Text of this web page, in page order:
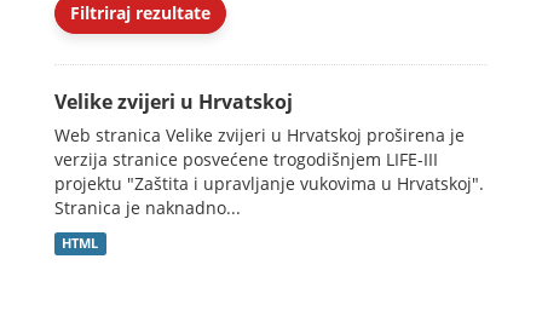
Filtriraj rezultate
Velike zvijeri u Hrvatskoj
Web stranica Velike zvijeri u Hrvatskoj proširena je
verzija stranice posvećene trogodišnjem LIFE-III
projektu "Zaštita i upravljanje vukovima u Hrvatskoj".
Stranica je naknadno...
HTML